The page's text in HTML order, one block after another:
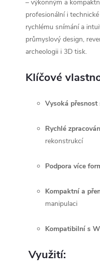
– výkonným a
profesionální i
rychlému snímání a
průmyslový design,
archeologii i 3D tisk.
Klíčové
Vysoká přesnost
Rychlé
rekonstrukcí
Podpora více
Kompaktní a
manipulaci
Kompatibilní s
Využití: